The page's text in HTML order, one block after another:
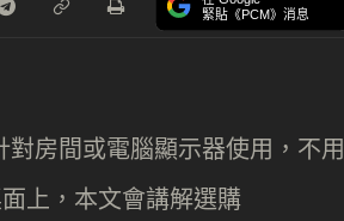
緊貼《PCM》消息
房間或電腦顯示器使用，不用
上，本文會講解選購